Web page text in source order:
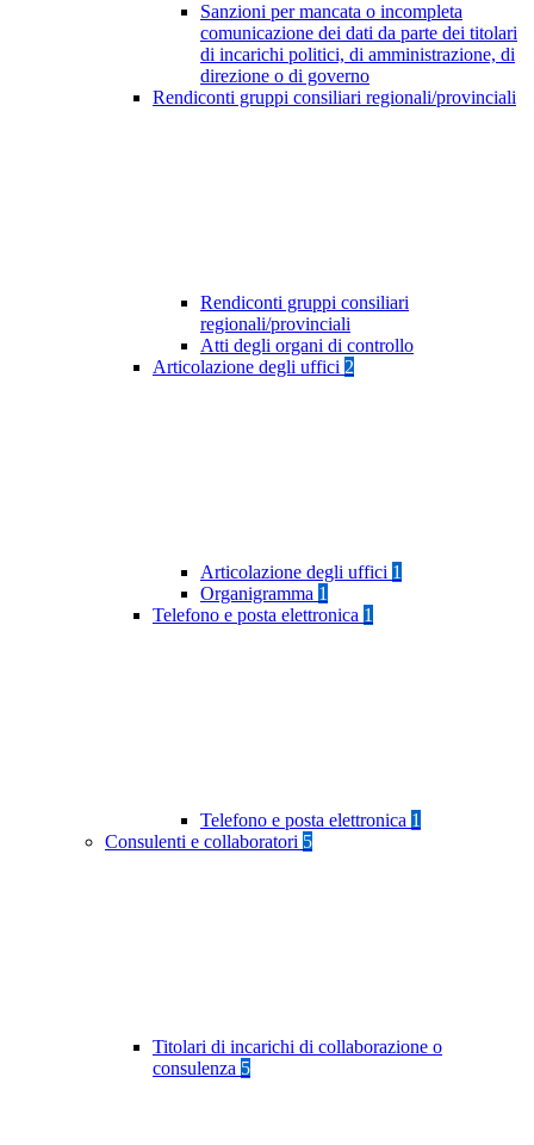
Sanzioni per mancata o incompleta
comunicazione dei dati da parte dei titolari
di incarichi politici, di amministrazione, di
direzione o di governo
Rendiconti gruppi consiliari regionali/provinciali
Rendiconti gruppi consiliari
regionali/provinciali
Atti degli organi di controllo
Articolazione degli uffici 2
Articolazione degli uffici 1
Organigramma 1
Telefono e posta elettronica 1
Telefono e posta elettronica 1
Consulenti e collaboratori 5
Titolari di incarichi di collaborazione o
consulenza 5